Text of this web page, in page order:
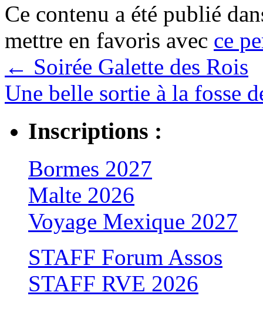
Ce contenu a été publié
mettre en favoris avec ce
← Soirée Galette des Rois
Une belle sortie à la fosse
Inscriptions :
Bormes 2027
Malte 2026
Voyage Mexique 2027
STAFF Forum Assos
STAFF RVE 2026